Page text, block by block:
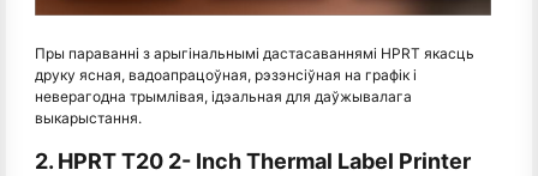
Пры параванні з арыгінальнымі дастасаваннямі HPRT якасць
друку ясная, вадоапрацоўная, рэзэнсіўная на графік і
неверагодна трымлівая, ідэальная для даўжывалага
выкарыстання.
2. HPRT T20 2- Inch Thermal Label Printer